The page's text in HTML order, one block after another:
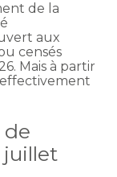
de la
aux
censés
Mais à partir
de
juillet